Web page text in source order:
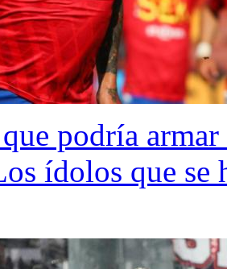
podría
ídolos que se